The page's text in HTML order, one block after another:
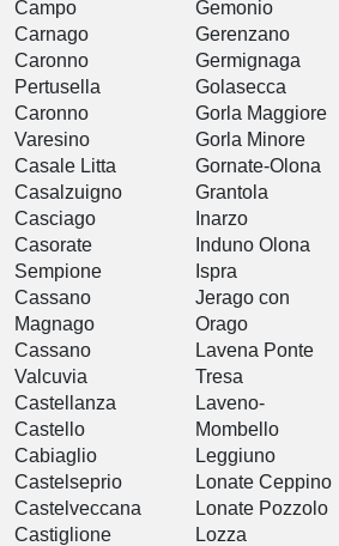
Campo
Carnago
Caronno
Pertusella
Caronno
Varesino
Casale Litta
Casalzuigno
Casciago
Casorate
Sempione
Cassano
Magnago
Cassano
Valcuvia
Castellanza
Castello
Cabiaglio
Castelseprio
Castelveccana
Castiglione
Gemonio
Gerenzano
Germignaga
Golasecca
Gorla Maggiore
Gorla Minore
Gornate-Olona
Grantola
Inarzo
Induno Olona
Ispra
Jerago con
Orago
Lavena Ponte
Tresa
Laveno-
Mombello
Leggiuno
Lonate Ceppino
Lonate Pozzolo
Lozza